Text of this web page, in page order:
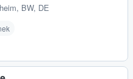
BW, DE